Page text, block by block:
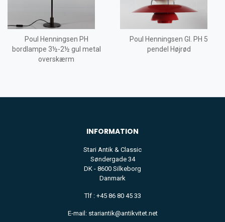
Poul Henningsen PH
bordlampe 3½-2½ gul metal
overskærm
Poul Henningsen Gl. PH 5
pendel Højrød
INFORMATION
Stari Antik & Classic
Søndergade 34
DK - 8600 Silkeborg
Danmark
Tlf : +45 86 80 45 33
E-mail: stariantik@antikvitet.net